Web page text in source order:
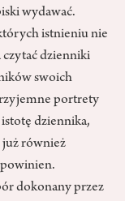
wydawać.
istnieniu nie
czytać dzienniki
swoich
portrety
istotę dziennika,
już również
dokonany przez